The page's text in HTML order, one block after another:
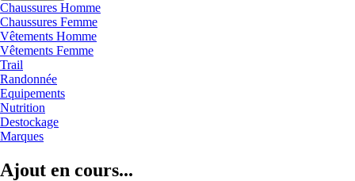
Chaussures Homme
Chaussures Femme
Vêtements Homme
Vêtements Femme
Trail
Randonnée
Equipements
Nutrition
Destockage
Marques
Ajout en cours...